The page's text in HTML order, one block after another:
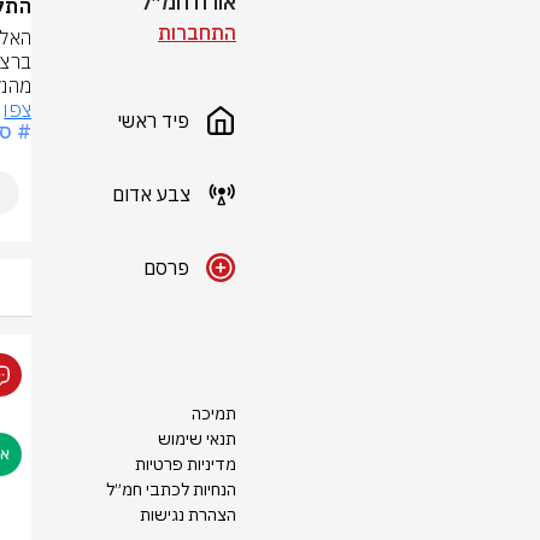
התחברות
פיד ראשי
צבע אדום
פרסם
תמיכה
תנאי שימוש
מדיניות פרטיות
הנחיות לכתבי חמ״ל
הצהרת נגישות
צפו
#